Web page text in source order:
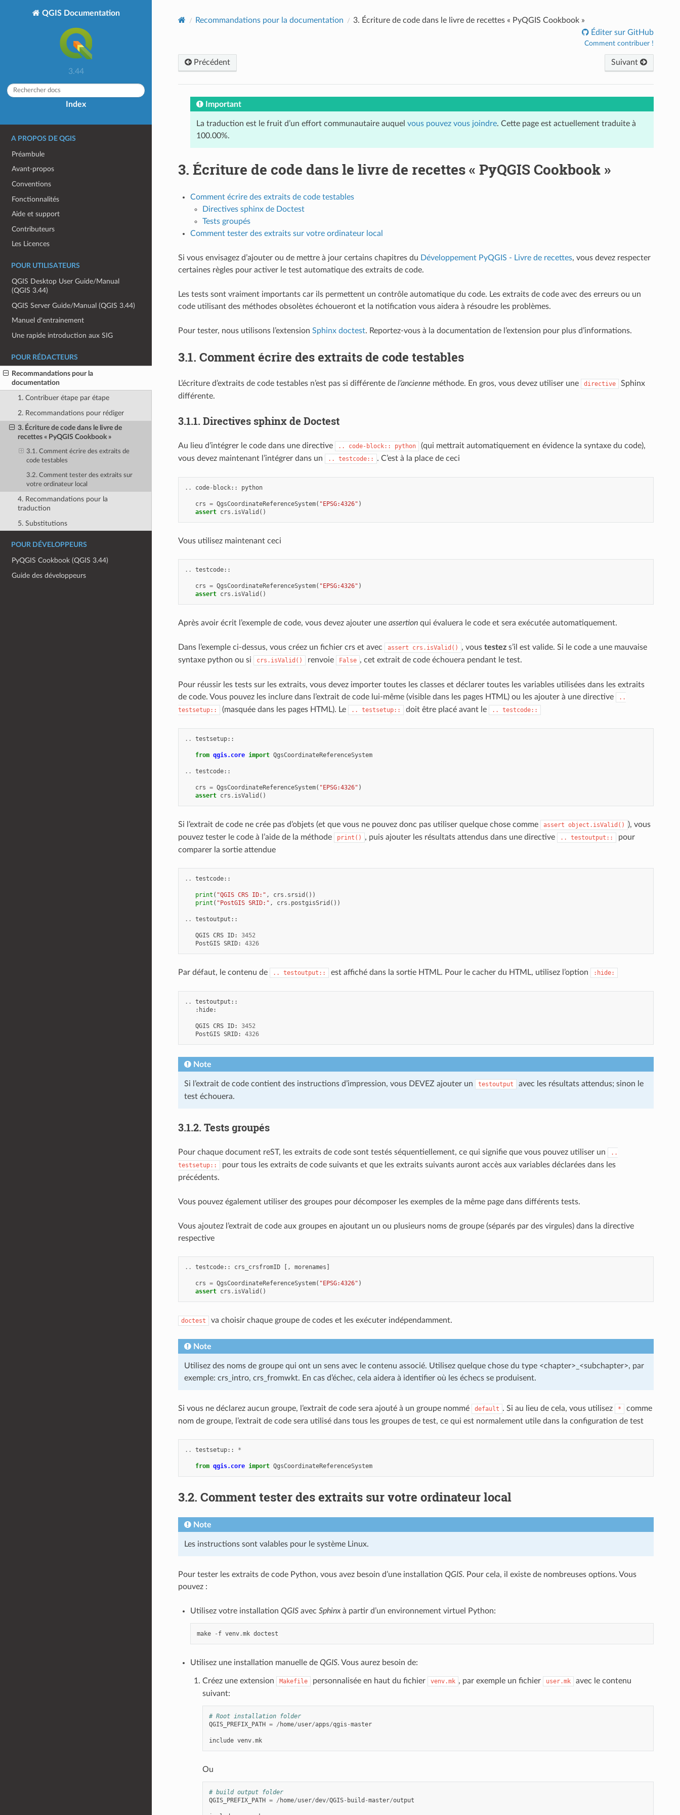
QGIS Documentation
3.44
Index
A PROPOS DE QGIS
Préambule
Avant-propos
Conventions
Fonctionnalités
Aide et support
Contributeurs
Les Licences
POUR UTILISATEURS
QGIS Desktop User Guide/Manual
(QGIS 3.44)
QGIS Server Guide/Manual (QGIS 3.44)
Manuel d'entrainement
Une rapide introduction aux SIG
POUR RÉDACTEURS
Recommandations pour la
documentation
1. Contribuer étape par étape
2. Recommandations pour rédiger
3. Écriture de code dans le livre de
recettes « PyQGIS Cookbook »
3.1. Comment écrire des extraits de
code testables
3.2. Comment tester des extraits sur
votre ordinateur local
4. Recommandations pour la
traduction
5. Substitutions
POUR DÉVELOPPEURS
PyQGIS Cookbook (QGIS 3.44)
Guide des développeurs
Recommandations pour la documentation 3. Écriture de code dans le livre de recettes « PyQGIS Cookbook »
Éditer sur GitHub
Comment contribuer !
Précédent Suivant
Important
La traduction est le fruit d’un effort communautaire auquel vous pouvez vous joindre. Cette page est actuellement traduite à
100.00%.
3. Écriture de code dans le livre de recettes « PyQGIS Cookbook »
Comment écrire des extraits de code testables
Directives sphinx de Doctest
Tests groupés
Comment tester des extraits sur votre ordinateur local
Si vous envisagez d’ajouter ou de mettre à jour certains chapitres du Développement PyQGIS - Livre de recettes, vous devez respecter
certaines règles pour activer le test automatique des extraits de code.
Les tests sont vraiment importants car ils permettent un contrôle automatique du code. Les extraits de code avec des erreurs ou un
code utilisant des méthodes obsolètes échoueront et la notification vous aidera à résoudre les problèmes.
Pour tester, nous utilisons l’extension Sphinx doctest. Reportez-vous à la documentation de l’extension pour plus d’informations.
3.1. Comment écrire des extraits de code testables
L’écriture d’extraits de code testables n’est pas si différente de l’ancienne méthode. En gros, vous devez utiliser une directive
Sphinx
différente.
3.1.1. Directives sphinx de Doctest
Au lieu d’intégrer le code dans une directive .. code-block:: python
(qui mettrait automatiquement en évidence la syntaxe du code),
vous devez maintenant l’intégrer dans un
.. testcode:: . C’est à la place de ceci
.. code- block:: python
crs = QgsCoordinateReferenceSystem( "EPSG:4326" )
assert crs . isValid ()
Vous utilisez maintenant ceci
.. testcode::
crs = QgsCoordinateReferenceSystem( "EPSG:4326" )
assert crs . isValid ()
Après avoir écrit l’exemple de code, vous devez ajouter une assertionqui évaluera le code et sera exécutée automatiquement.
Dans l’exemple ci-dessus, vous créez un fichier crs et avec assert crs.isValid() , vous testezs’il est valide. Si le code a une mauvaise
syntaxe python ou si
crs.isValid() renvoie False , cet extrait de code échouera pendant le test.
Pour réussir les tests sur les extraits, vous devez importer toutes les classes et déclarer toutes les variables utilisées dans les extraits
de code. Vous pouvez les inclure dans l’extrait de code lui-même (visible dans les pages HTML) ou les ajouter à une directive
..
testsetup::
(masquée dans les pages HTML). Le .. testsetup:: doit être placé avant le .. testcode::
.. testsetup::
from qgis.core import QgsCoordinateReferenceSystem
.. testcode::
crs = QgsCoordinateReferenceSystem( "EPSG:4326" )
assert crs . isValid ()
Si l’extrait de code ne crée pas d’objets (et que vous ne pouvez donc pas utiliser quelque chose comme assert object.isValid()
), vous
pouvez tester le code à l’aide de la méthode
print() , puis ajouter les résultats attendus dans une directive .. testoutput::
pour
comparer la sortie attendue
.. testcode::
print ( "QGIS CRS ID:" , crs . srsid ())
print ( "PostGIS SRID:" , crs . postgisSrid ())
.. testoutput ::
QGIS CRS ID:
3452
PostGIS SRID: 4326
Par défaut, le contenu de .. testoutput:: est affiché dans la sortie HTML. Pour le cacher du HTML, utilisez l’option :hide:
.. testoutput ::
: hide:
QGIS CRS ID:
3452
PostGIS SRID: 4326
Note
Si l’extrait de code contient des instructions d’impression, vous DEVEZ ajouter un testoutput
avec les résultats attendus; sinon le
test échouera.
3.1.2. Tests groupés
Pour chaque document reST, les extraits de code sont testés séquentiellement, ce qui signifie que vous pouvez utiliser un
..
testsetup::
pour tous les extraits de code suivants et que les extraits suivants auront accès aux variables déclarées dans les
précédents.
Vous pouvez également utiliser des groupes pour décomposer les exemples de la même page dans différents tests.
Vous ajoutez l’extrait de code aux groupes en ajoutant un ou plusieurs noms de groupe (séparés par des virgules) dans la directive
respective
.. testcode:: crs_crsfromID [, morenames ]
crs = QgsCoordinateReferenceSystem( "EPSG:4326" )
assert crs . isValid ()
doctest va choisir chaque groupe de codes et les exécuter indépendamment.
Note
Utilisez des noms de groupe qui ont un sens avec le contenu associé. Utilisez quelque chose du type <chapter>_<subchapter>, par
exemple: crs_intro, crs_fromwkt. En cas d’échec, cela aidera à identifier où les échecs se produisent.
Si vous ne déclarez aucun groupe, l’extrait de code sera ajouté à un groupe nommé default . Si au lieu de cela, vous utilisez *
comme
nom de groupe, l’extrait de code sera utilisé dans tous les groupes de test, ce qui est normalement utile dans la configuration de test
.. testsetup:: *
from qgis.core import QgsCoordinateReferenceSystem
3.2. Comment tester des extraits sur votre ordinateur local
Note
Les instructions sont valables pour le système Linux.
Pour tester les extraits de code Python, vous avez besoin d’une installation QGIS. Pour cela, il existe de nombreuses options. Vous
pouvez :
Utilisez votre installation QGISavec Sphinxà partir d’un environnement virtuel Python:
make - f venv.mk doctest
Utilisez une installation manuelle de QGIS. Vous aurez besoin de:
Créez une extension Makefile personnalisée en haut du fichier venv.mk , par exemple un fichier user.mk
avec le contenu
suivant:
# Root installation folder
QGIS_PREFIX_PATH = / home/user/apps/qgis -master
include venv.mk
Ou
# build output folder
QGIS_PREFIX_PATH = / home/user/dev/QGIS- build -master/output